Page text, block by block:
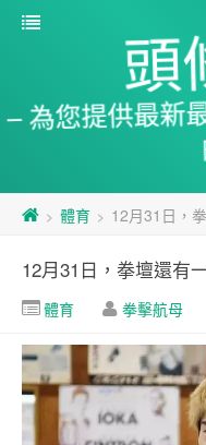
頭
– 為您提供最新
> 體育 > 12月31日，
12月31日，拳壇還有
體育 拳擊航母